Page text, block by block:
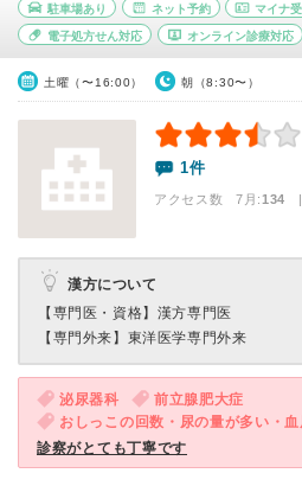
駐車場あり ネット予約 マイナ
電子処方せん対応 オンライン診療対応
土曜（〜16:00） 朝（8:30〜）
1件
アクセス数 7月:134 |
漢方について
【専門医・資格】 漢方専門医
【専門外来】 東洋医学専門外来
泌尿器科
前立腺肥大症
おしっこの回数・尿の量が多い・血
診察がとても丁寧です